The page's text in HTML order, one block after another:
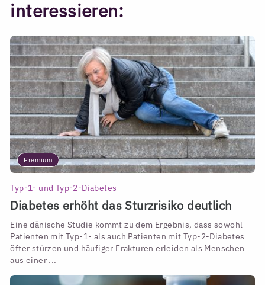
interessieren:
Premium
Typ-1- und Typ-2-Diabetes
Diabetes erhöht das Sturzrisiko deutlich
Eine dänische Studie kommt zu dem Ergebnis, dass sowohl
Patienten mit Typ-1- als auch Patienten mit Typ-2-Diabetes
öfter stürzen und häufiger Frakturen erleiden als Menschen
aus einer ...